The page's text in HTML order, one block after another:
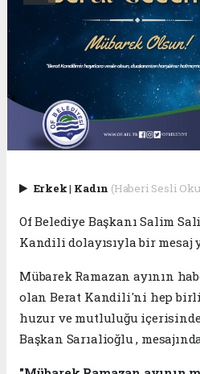
Erkek| Kadın (Haberi Sesli
Of Belediye Başkanı Salim
Kandili dolayısıyla bir mesaj
Mübarek Ramazan ayının
olan Berat Kandili'ni hep
huzur ve mutluluğu
Başkan Sarıalioğlu ,